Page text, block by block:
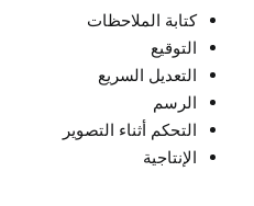
كتابة الملاحظات
التوقيع
التعديل السريع
الرسم
التحكم أثناء التصوير
الإنتاجية